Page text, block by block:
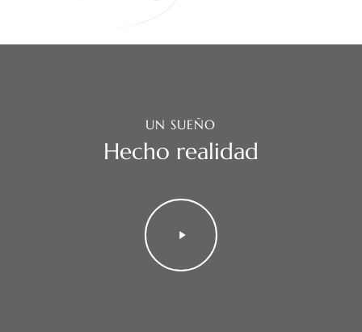
UN SUEÑO
Hecho realidad
Play
Video